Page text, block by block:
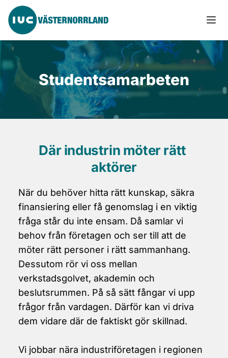
Studentsamarbeten
Där industrin möter rätt
aktörer
När du behöver hitta rätt kunskap, säkra
finansiering eller få genomslag i en viktig
fråga står du inte ensam. Då samlar vi
behov från företagen och ser till att de
möter rätt personer i rätt sammanhang.
Dessutom rör vi oss mellan
verkstadsgolvet, akademin och
beslutsrummen. På så sätt fångar vi upp
frågor från vardagen. Därför kan vi driva
dem vidare där de faktiskt gör skillnad.
Vi jobbar nära industriföretagen i regionen